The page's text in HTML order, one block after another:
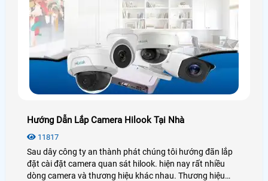
Hướng Dẫn Lắp Camera Hilook Tại Nhà
11817
Sau dây công ty an thành phát chúng tôi hướng đãn lắp
đặt cài đặt camera quan sát hilook. hiện nay rất nhiều
dòng camera và thương hiệu khác nhau. Thương hiệu